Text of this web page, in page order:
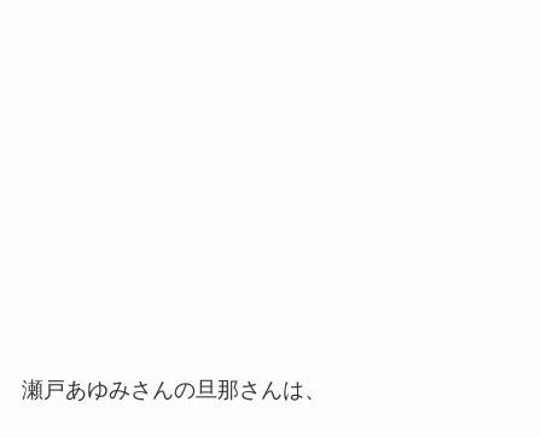
瀬戸あゆみさんの旦那さんは、